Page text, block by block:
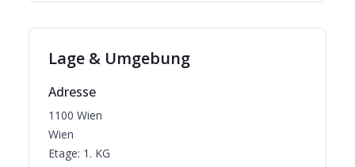
Lage & Umgebung
Adresse
1100 Wien
Wien
Etage: 1. KG